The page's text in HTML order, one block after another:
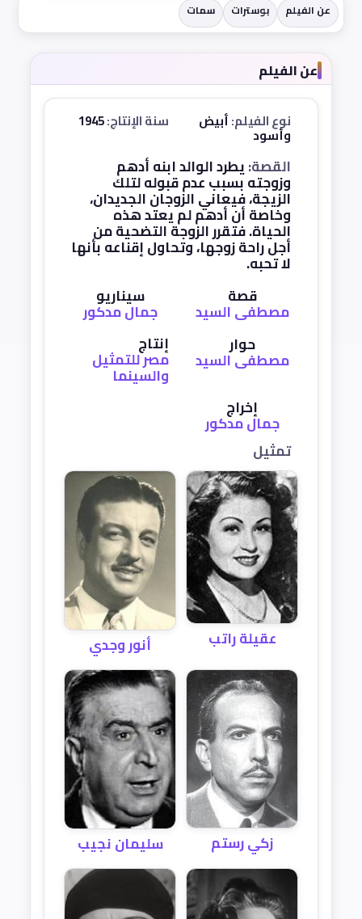
عن الفيلم بوسترات سمات
عن الفيلم
نوع الفيلم:أبيض
وأسود
سنة الإنتاج:
القصة:يطرد الوالد ابنه أدهم
وزوجته بسبب عدم قبوله لتلك
الزيجة، فيعاني الزوجان الجديدان،
وخاصة أن أدهم لم يعتد هذه
الحياة. فتقرر الزوجة التضحية من
أجل راحة زوجها، وتحاول إقناعه بأنها
لا تحبه.
قصة
مصطفى السيد
سيناريو
جمال مدكور
حوار
مصطفى السيد
إنتاج
مصر للتمثيل
والسينما
إخراج
جمال مدكور
تمثيل
عقيلة راتب أنور وجدي
زكي رستم سليمان نجيب